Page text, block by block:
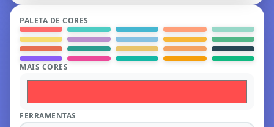
PALETA DE CORES
MAIS CORES
FERRAMENTAS